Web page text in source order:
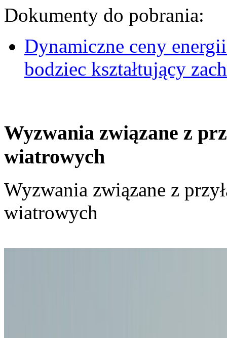
Dokumenty do pobrania:
Dynamiczne ceny
bodziec kształtujący
Wyzwania związane z
wiatrowych
Wyzwania związane z
wiatrowych